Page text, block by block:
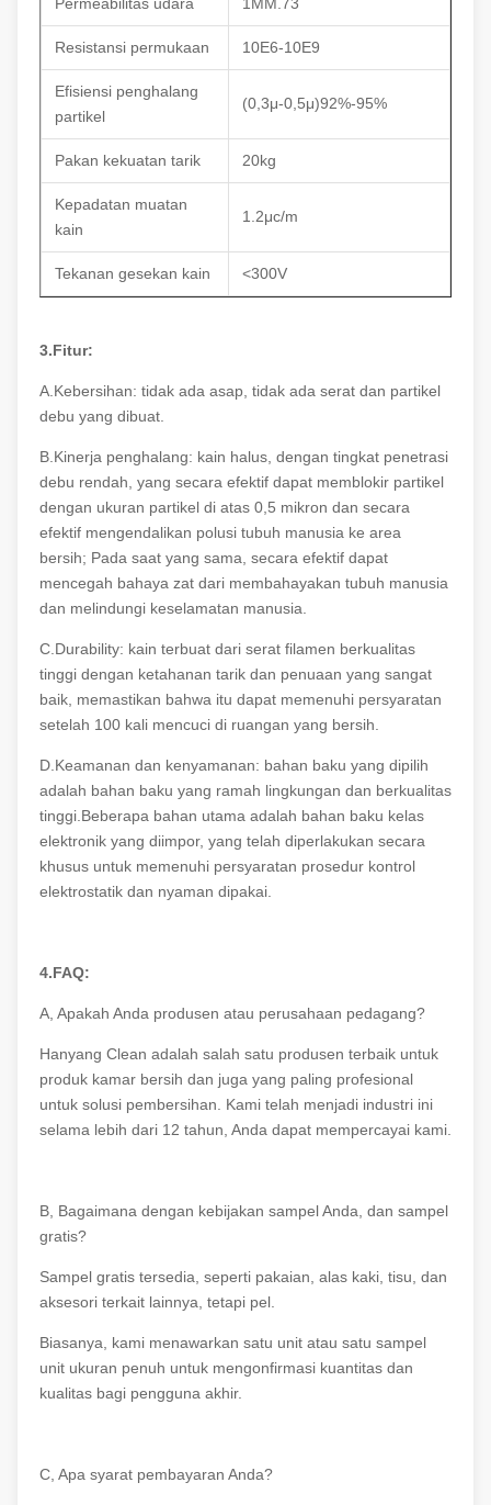
Resistansi permukaan 10E6-10E9
Efisiensi penghalang
partikel
(0,3μ-0,5μ)92%-95%
Pakan kekuatan tarik 20kg
Kepadatan muatan
kain
1.2μc/m
Tekanan gesekan kain <300V
3.Fitur:
A.Kebersihan: tidak ada asap, tidak ada serat dan partikel
debu yang dibuat.
B.Kinerja penghalang: kain halus, dengan tingkat penetrasi
debu rendah, yang secara efektif dapat memblokir partikel
dengan ukuran partikel di atas 0,5 mikron dan secara
efektif mengendalikan polusi tubuh manusia ke area
bersih; Pada saat yang sama, secara efektif dapat
mencegah bahaya zat dari membahayakan tubuh manusia
dan melindungi keselamatan manusia.
C.Durability: kain terbuat dari serat filamen berkualitas
tinggi dengan ketahanan tarik dan penuaan yang sangat
baik, memastikan bahwa itu dapat memenuhi persyaratan
setelah 100 kali mencuci di ruangan yang bersih.
D.Keamanan dan kenyamanan: bahan baku yang dipilih
adalah bahan baku yang ramah lingkungan dan berkualitas
tinggi.Beberapa bahan utama adalah bahan baku kelas
elektronik yang diimpor, yang telah diperlakukan secara
khusus untuk memenuhi persyaratan prosedur kontrol
elektrostatik dan nyaman dipakai.
4.FAQ:
A, Apakah Anda produsen atau perusahaan pedagang?
Hanyang Clean adalah salah satu produsen terbaik untuk
produk kamar bersih dan juga yang paling profesional
untuk solusi pembersihan. Kami telah menjadi industri ini
selama lebih dari 12 tahun, Anda dapat mempercayai kami.
B, Bagaimana dengan kebijakan sampel Anda, dan sampel
gratis?
Sampel gratis tersedia, seperti pakaian, alas kaki, tisu, dan
aksesori terkait lainnya, tetapi pel.
Biasanya, kami menawarkan satu unit atau satu sampel
unit ukuran penuh untuk mengonfirmasi kuantitas dan
kualitas bagi pengguna akhir.
C, Apa syarat pembayaran Anda?